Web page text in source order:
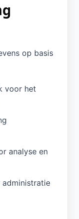
op basis
voor het
analyse en
administratie